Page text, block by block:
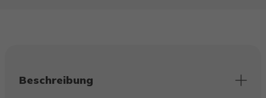
Beschreibung